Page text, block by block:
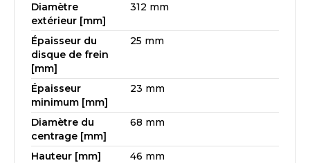
Diamètre
extérieur [mm]
312 mm
Épaisseur du
disque de frein
[mm]
25 mm
Épaisseur
minimum [mm]
23 mm
Diamètre du
centrage [mm]
68 mm
Hauteur [mm] 46 mm